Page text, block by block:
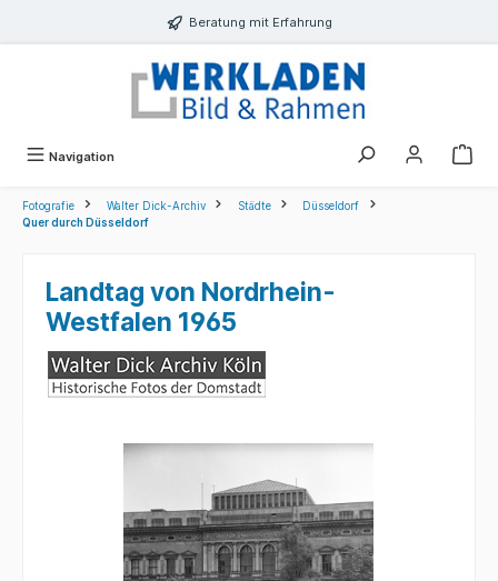
Beratung mit Erfahrung
Navigation
Fotografie Walter Dick-Archiv Städte
Düsseldorf
Quer durch Düsseldorf
Landtag von Nordrhein-
Westfalen 1965
Bildergalerie überspringen